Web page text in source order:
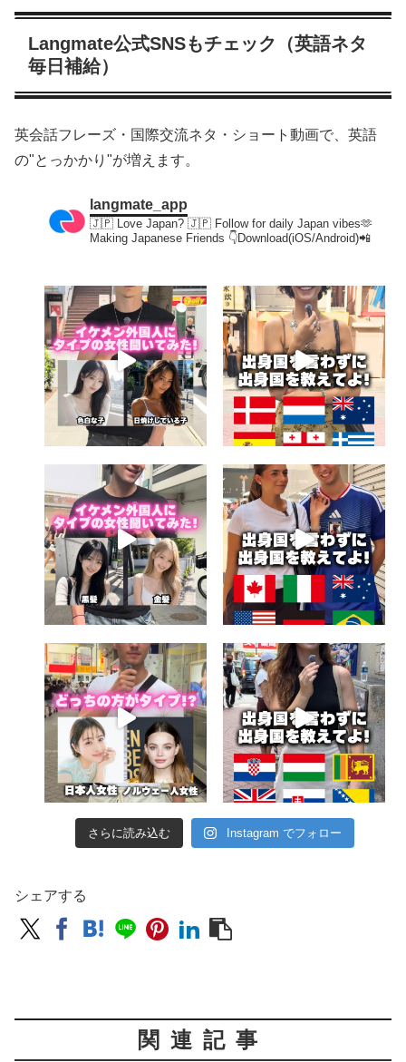
Langmate公式SNSもチェック（英語ネタ
毎日補給）
英会話フレーズ・国際交流ネタ・ショート動画で、英語
の"とっかかり"が増えます。
langmate_app
🇯🇵 Love Japan? 🇯🇵 Follow for daily Japan vibes🫶
Making Japanese Friends 👇Download(iOS/Android)📲
さらに読み込む Instagram でフォロー
シェアする
関連記事